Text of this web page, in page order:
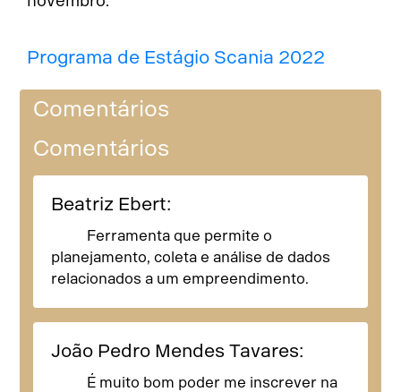
Programa de Estágio Scania 2022
Comentários
Comentários
Beatriz Ebert:
Ferramenta que permite o
planejamento, coleta e análise de dados
relacionados a um empreendimento.
João Pedro Mendes Tavares:
É muito bom poder me inscrever na